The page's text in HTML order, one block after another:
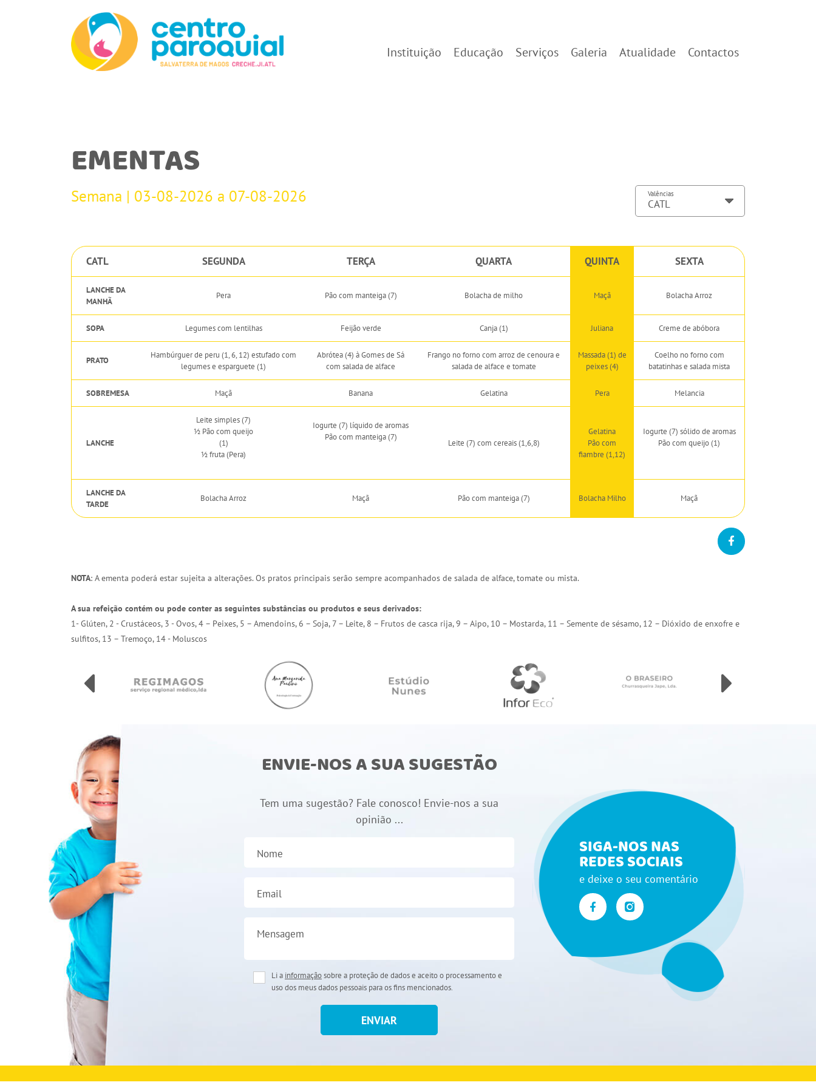
Instituição Educação Serviços Galeria Atualidade Contactos
EMENTAS
Semana | 03-08-2026 a 07-08-2026 Valências
CATL SEGUNDA TERÇA QUARTA QUINTA SEXTA
LANCHE DA
MANHÃ
Pera Pão com manteiga (7) Bolacha de milho Maçã Bolacha Arroz
SOPA Legumes com lentilhas Feijão verde Canja (1) Juliana Creme de abóbora
PRATO
Hambúrguer de peru (1, 6, 12) estufado com
legumes e esparguete (1)
Abrótea (4) à Gomes de Sá
com salada de alface
Frango no forno com arroz de cenoura e
salada de alface e tomate
Massada (1) de
peixes (4)
Coelho no forno com
batatinhas e salada mista
SOBREMESA Maçã Banana Gelatina Pera Melancia
LANCHE
Leite simples (7)
½ Pão com queijo
(1)
½ fruta (Pera)
Iogurte (7) líquido de aromas
Pão com manteiga (7)
Leite (7) com cereais (1,6,8)
Gelatina
Pão com
fiambre (1,12)
Iogurte (7) sólido de aromas
Pão com queijo (1)
LANCHE DA
TARDE
Bolacha Arroz Maçã Pão com manteiga (7) Bolacha Milho Maçã
NOTA: A ementa poderá estar sujeita a alterações. Os pratos principais serão sempre acompanhados de salada de alface, tomate ou mista.
A sua refeição contém ou pode conter as seguintes substâncias ou produtos e seus derivados:
1- Glúten, 2 - Crustáceos, 3 - Ovos, 4 – Peixes, 5 – Amendoins, 6 – Soja, 7 – Leite, 8 – Frutos de casca rija, 9 – Aipo, 10 – Mostarda, 11 – Semente de sésamo, 12 – Dióxido de enxofre e
sulfitos, 13 – Tremoço, 14 - Moluscos
ENVIE-NOS A SUA SUGESTÃO
Tem uma sugestão? Fale conosco! Envie-nos a sua
opinião ...
Nome
Email
Mensagem
Li a informaçãosobre a proteção de dados e aceito o processamento e
uso dos meus dados pessoais para os fins mencionados.
ENVIAR
SIGA-NOS NAS
REDES SOCIAIS
e deixe o seu comentário